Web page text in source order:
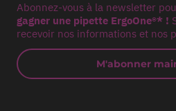
Abonnez-vous à la newsletter
gagner une pipette ErgoOne®* !
recevoir nos informations et nos
M'abonner